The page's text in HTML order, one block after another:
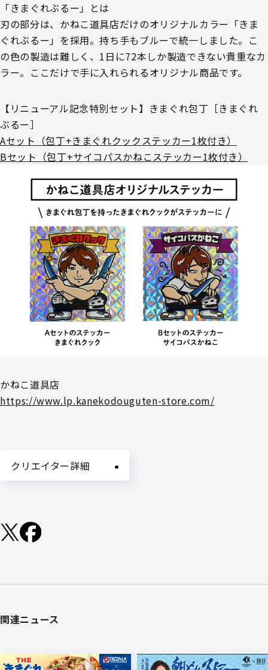
「きまぐれぶるー」とは
刃の部分は、かねこ道具店だけのオリジナルカラー「きま
ぐれぶるー」を採用。持ち手もブルーで統一しました。こ
の色の製造は難しく、1日に72本しか製造できない貴重なカ
ラー。ここだけで手に入れられるオリジナル商品です。
【リニューアル記念特別セット】きまぐれ包丁［きまぐれ
ぶるー］
Aセット（包丁+きまぐれクックステッカー1枚付き）
Bセット（包丁+サイコパスかねこステッカー1枚付き）
かねこ道具店
https://www.lp.kanekodouguten-store.com/
クリエイター詳細
関連ニュース